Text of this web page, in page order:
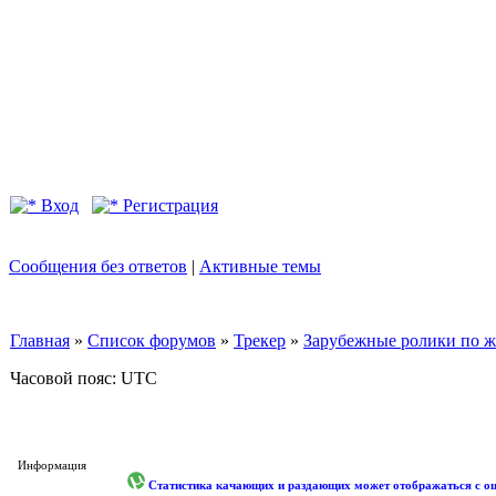
Вход Регистрация
Сообщения без ответов | Активные темы
Главная » Список форумов » Трекер » Зарубежные ролики по
Часовой пояс: UTC
Информация
Статистика качающих и раздающих может отображаться с